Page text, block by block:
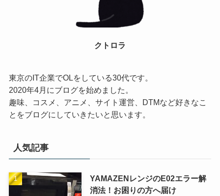
クトロラ
東京のIT企業でOLをしている30代です。
2020年4月にブログを始めました。
趣味、コスメ、アニメ、サイト運営、DTMなど好きなこ
とをブログにしていきたいと思います。
人気記事
YAMAZENレンジのE02エラー解
消法！お困りの方へ届け